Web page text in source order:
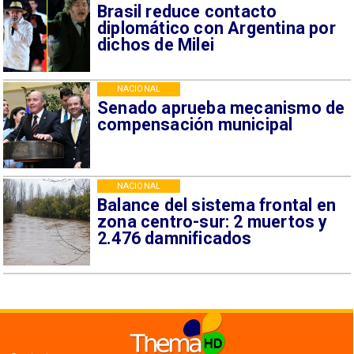
Brasil reduce contacto
diplomático con Argentina por
dichos de Milei
Senado aprueba mecanismo de
compensación municipal
NACIONAL
Balance del sistema frontal en
zona centro-sur: 2 muertos y
2.476 damnificados
NACIONAL